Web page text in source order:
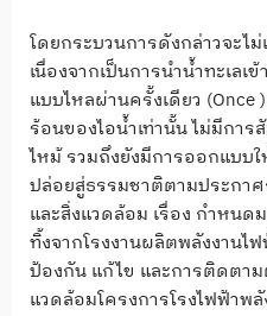
โดยกระบวนการดังกล่าวจะไ
เนื่องจากเป็นการนำน้ำทะเลเ
แบบไหลผ่านครั้งเดียว (Once
ร้อนของไอน้ำเท่านั้น ไม่มีกา
ไหม้ รวมถึงยังมีการออกแบ
ปล่อยสู่ธรรมชาติตามประกา
และสิ่งแวดล้อม เรื่อง กำหน
ทิ้งจากโรงงานผลิตพลังงานไ
ป้องกัน แก้ไข และการติดตา
แวดล้อมโครงการโรงไฟฟ้าพ